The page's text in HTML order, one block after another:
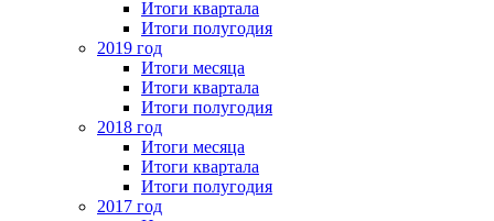
Итоги квартала
Итоги полугодия
2019 год
Итоги месяца
Итоги квартала
Итоги полугодия
2018 год
Итоги месяца
Итоги квартала
Итоги полугодия
2017 год